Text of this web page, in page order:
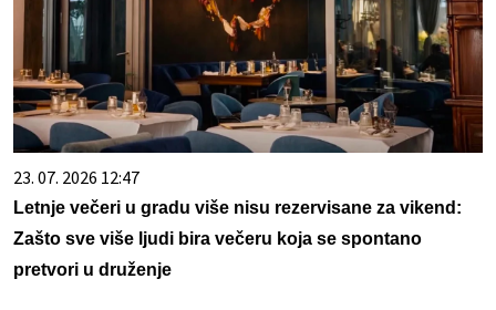
23. 07. 2026 12:47
Letnje večeri u gradu više nisu rezervisane za vikend:
Zašto sve više ljudi bira večeru koja se spontano
pretvori u druženje